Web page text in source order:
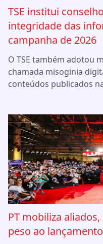
TSE institui
integridade das
campanha de 2026
O TSE também adotou
chamada misoginia
conteúdos publicados
PT mobiliza
peso ao